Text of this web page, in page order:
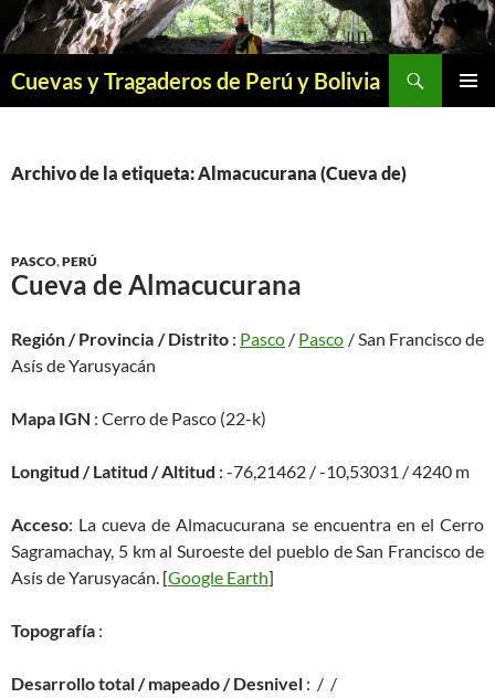
Saltar
al
Cuevas y Tragaderos de Perú y Bolivia
Archivo de la etiqueta: Almacucurana (Cueva de)
PASCO,PERÚ
Cueva de Almacucurana
Región / Provincia / Distrito : Pasco / Pasco / San Francisco de
Asís de Yarusyacán
Mapa IGN : Cerro de Pasco (22-k)
Longitud / Latitud / Altitud : -76,21462 / -10,53031 / 4240 m
Acceso: La cueva de Almacucurana se encuentra en el Cerro
Sagramachay, 5 km al Suroeste del pueblo de San Francisco de
Asís de Yarusyacán. [Google Earth]
Topografía :
Desarrollo total / mapeado / Desnivel : / /